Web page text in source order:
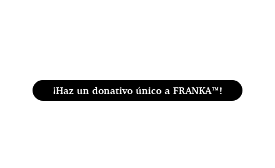
¡Haz un donativo único a FRANKA™️!